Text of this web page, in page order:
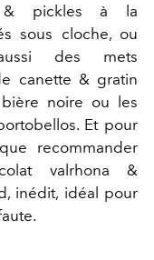
& pickles à la
sous cloche, ou
des mets
canette & gratin
noire ou les
Et pour
recommander
valrhona&
inédit, idéal pour